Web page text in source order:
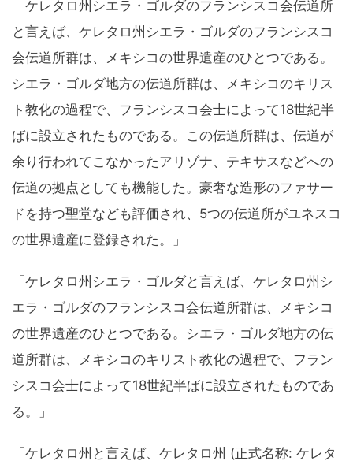
「ケレタロ州シエラ・ゴルダのフランシスコ会伝道所
と言えば、ケレタロ州シエラ・ゴルダのフランシスコ
会伝道所群は、メキシコの世界遺産のひとつである。
シエラ・ゴルダ地方の伝道所群は、メキシコのキリス
ト教化の過程で、フランシスコ会士によって18世紀半
ばに設立されたものである。この伝道所群は、伝道が
余り行われてこなかったアリゾナ、テキサスなどへの
伝道の拠点としても機能した。豪奢な造形のファサー
ドを持つ聖堂なども評価され、5つの伝道所がユネスコ
の世界遺産に登録された。」
「ケレタロ州シエラ・ゴルダと言えば、ケレタロ州シ
エラ・ゴルダのフランシスコ会伝道所群は、メキシコ
の世界遺産のひとつである。シエラ・ゴルダ地方の伝
道所群は、メキシコのキリスト教化の過程で、フラン
シスコ会士によって18世紀半ばに設立されたものであ
る。」
「ケレタロ州と言えば、ケレタロ州 (正式名称: ケレタ